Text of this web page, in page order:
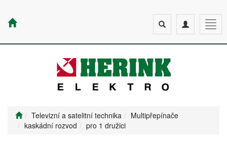
Toggle
navigation
Toggle
search
Televizní a satelitní technika
Multipřepínače
kaskádní rozvod
pro 1 družici